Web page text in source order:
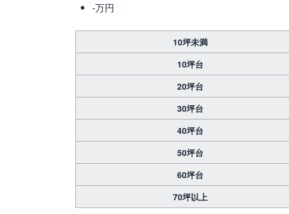
-万円
10坪未満
10坪台
20坪台
30坪台
40坪台
50坪台
60坪台
70坪以上